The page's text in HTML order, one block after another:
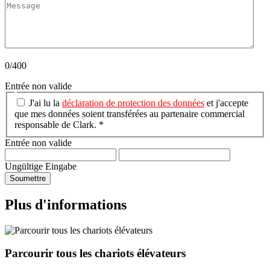
0/400
Entrée non valide
J'ai lu la déclaration de protection des données et j'accepte
que mes données soient transférées au partenaire commercial
responsable de Clark. *
Entrée non valide
Ungültige Eingabe
Soumettre
Plus d'informations
Parcourir tous les chariots élévateurs